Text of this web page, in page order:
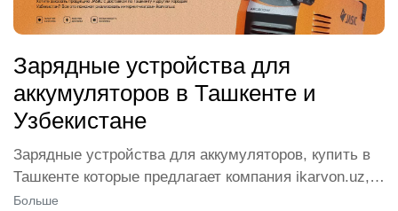
Зарядные устройства для
аккумуляторов в Ташкенте и
Узбекистане
Зарядные устройства для аккумуляторов, купить в
Ташкенте которые предлагает компания ikarvon.uz,
пользуются широким спросом среди наших
Больше